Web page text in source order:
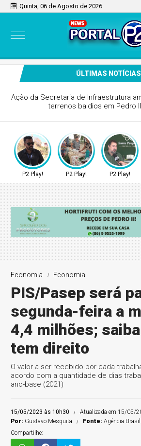
Quinta, 06 de Agosto de 2026
ÚLTIMAS NOTÍCIAS
feira da agricultura familiar, acontece
feira dia 7 em Pedro II; confira!
P2 Play! P2 Play! P2 Play!
Economia Economia
PIS/Pasep será
segunda-feira a
4,4 milhões;
tem direito
O valor a ser recebido por cada
acordo com a quantidade de dias
ano-base (2021)
15/05/2023 às 10h30
Atualizada em 15/05/
Por: Gustavo Mesquita Fonte:Agência Brasil
Compartilhe: